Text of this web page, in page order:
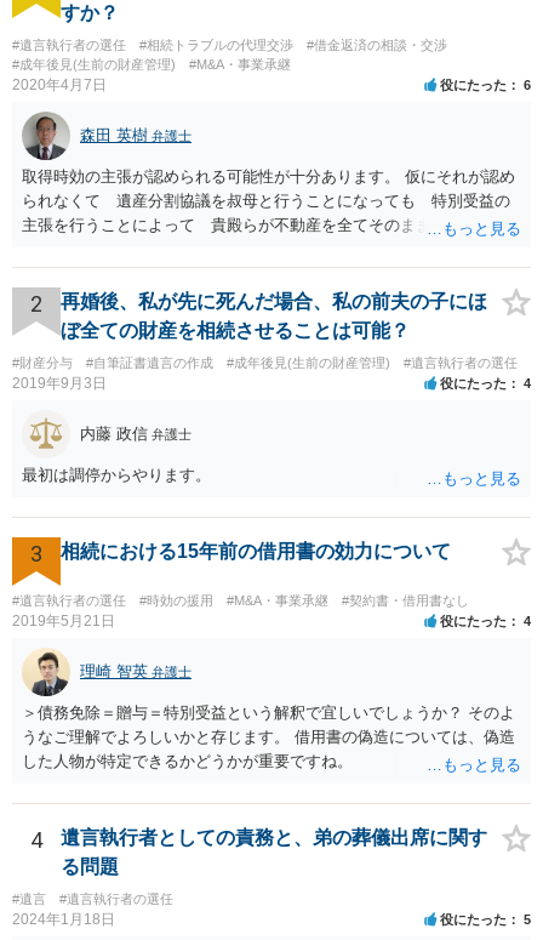
すか？
#遺言執行者の選任 #相続トラブルの代理交渉
#借金返済の相談・交渉
#成年後見(生前の財産管理)
#M&A・事業承継
2020年4月7日 役にたった 6
森田 英樹 弁護士
取得時効の主張が認められる可能性が十分あります。 仮にそれが認め
られなくて 遺産分割協議を叔母と行うことになっても 特別受益の
主張を行うことによって 貴殿らが不動産を全てそのまま取得できる
2
再婚後、私が先に死んだ場合、私の前夫の子にほ
ぼ全ての財産を相続させることは可能？
#財産分与 #自筆証書遺言の作成 #成年後見(生前の財産管理) #遺言執行者の選任
2019年9月3日 役にたった 4
内藤 政信 弁護士
最初は調停からやります。
3 相続における15年前の借用書の効力について
#遺言執行者の選任 #時効の援用 #M&A・事業承継 #契約書・借用書なし
2019年5月21日 役にたった 4
理崎 智英 弁護士
＞債務免除＝贈与＝特別受益という解釈で宜しいでしょうか？ そのよ
うなご理解でよろしいかと存じます。 借用書の偽造については、偽造
した人物が特定できるかどうかが重要ですね。
4
遺言執行者としての責務と、弟の葬儀出席に関す
る問題
#遺言 #遺言執行者の選任
2024年1月18日 役にたった 5